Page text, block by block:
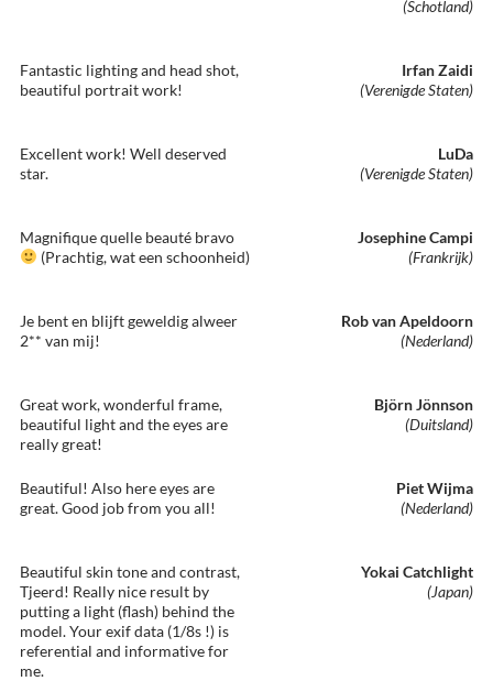
(Schotland)
Fantastic lighting and head shot,
beautiful portrait work!
Irfan Zaidi
(Verenigde Staten)
Excellent work! Well deserved
star.
LuDa
(Verenigde Staten)
Magnifique quelle beauté bravo
(Prachtig, wat een schoonheid)
Josephine Campi
(Frankrijk)
Je bent en blijft geweldig alweer
2** van mij!
Rob van Apeldoorn
(Nederland)
Great work, wonderful frame,
beautiful light and the eyes are
really great!
Björn Jönnson
(Duitsland)
Beautiful! Also here eyes are
great. Good job from you all!
Piet Wijma
(Nederland)
Beautiful skin tone and contrast,
Tjeerd! Really nice result by
putting a light (flash) behind the
model. Your exif data (1/8s !) is
referential and informative for
me.
Yokai Catchlight
(Japan)